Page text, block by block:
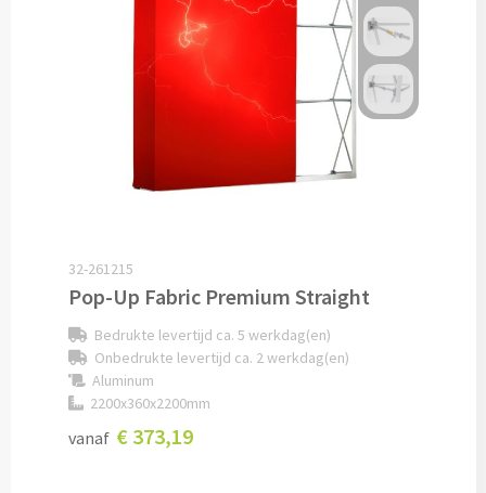
Pepernoten & Strooigoed
Schrijfwaren & Kantoorartikelen
Touchpennen bedrukken
Luxe pennen bedrukken
Alle schrijfwaren & pennen
32-261215
Pop-Up Fabric Premium Straight
Bedrukte levertijd ca. 5 werkdag(en)
Onbedrukte levertijd ca. 2 werkdag(en)
Aluminum
2200x360x2200mm
vanaf € 373,19